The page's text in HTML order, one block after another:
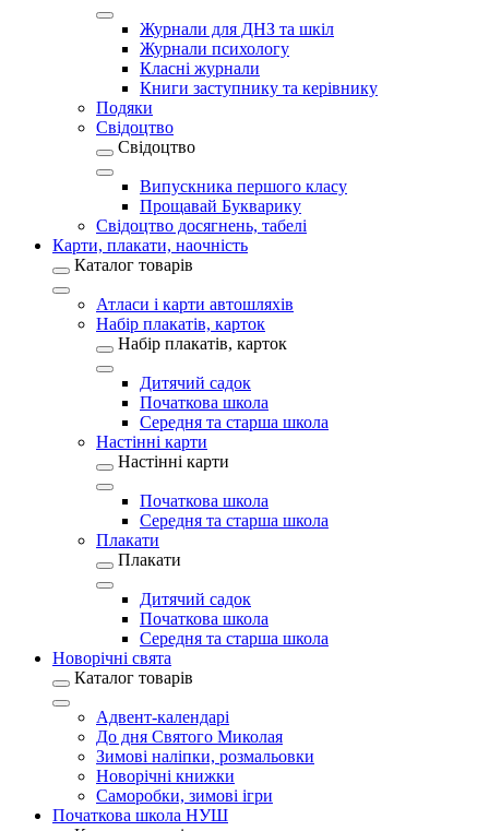
Журнали для ДНЗ та шкіл
Журнали психологу
Класні журнали
Книги заступнику та керівнику
Подяки
Свідоцтво
Свідоцтво
Випускника першого класу
Прощавай Букварику
Свідоцтво досягнень, табелі
Карти, плакати, наочність
Каталог товарів
Атласи і карти автошляхів
Набір плакатів, карток
Набір плакатів, карток
Дитячий садок
Початкова школа
Середня та старша школа
Настінні карти
Настінні карти
Початкова школа
Середня та старша школа
Плакати
Плакати
Дитячий садок
Початкова школа
Середня та старша школа
Новорічні свята
Каталог товарів
Адвент-календарі
До дня Святого Миколая
Зимові наліпки, розмальовки
Новорічні книжки
Саморобки, зимові ігри
Початкова школа НУШ